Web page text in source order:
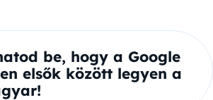
be, hogy a Google
elsők között legyen a